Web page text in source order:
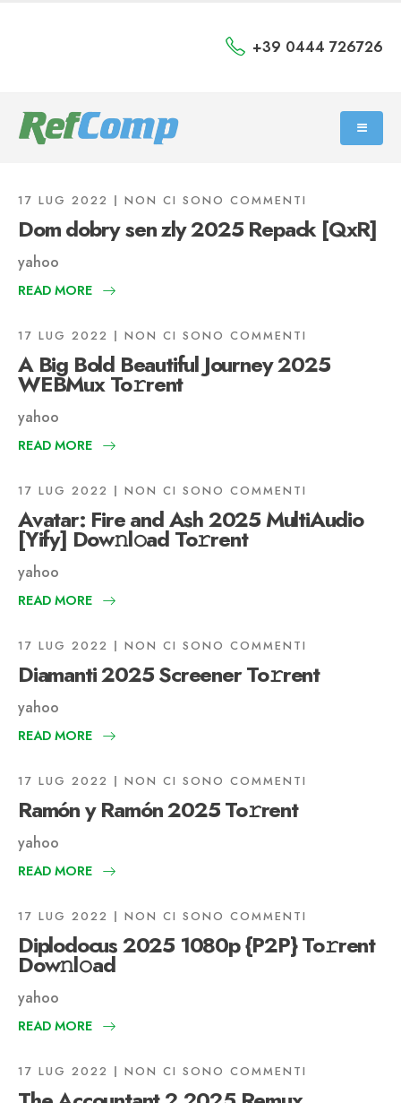
+39 0444 726726
17 LUG 2022 NON CI SONO COMMENTI
Dom dobry sen zly 2025 Repack [QxR]
yahoo
READ MORE
17 LUG 2022 NON CI SONO COMMENTI
A Big Bold Beautiful Journey 2025
WEBMux To𝚛rent
yahoo
READ MORE
17 LUG 2022 NON CI SONO COMMENTI
Avatar: Fire and Ash 2025 MultiAudio
[Yify] Dow𝚗l𝚘ad To𝚛rent
yahoo
READ MORE
17 LUG 2022 NON CI SONO COMMENTI
Diamanti 2025 Screener To𝚛rent
yahoo
READ MORE
17 LUG 2022 NON CI SONO COMMENTI
Ramón y Ramón 2025 To𝚛rent
yahoo
READ MORE
17 LUG 2022 NON CI SONO COMMENTI
Diplodocus 2025 1080p {P2P} To𝚛rent
Dow𝚗l𝚘ad
yahoo
READ MORE
17 LUG 2022 NON CI SONO COMMENTI